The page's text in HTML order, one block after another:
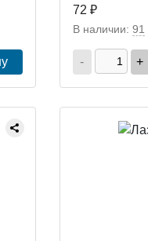
72 ₽
В наличии: 91
- +